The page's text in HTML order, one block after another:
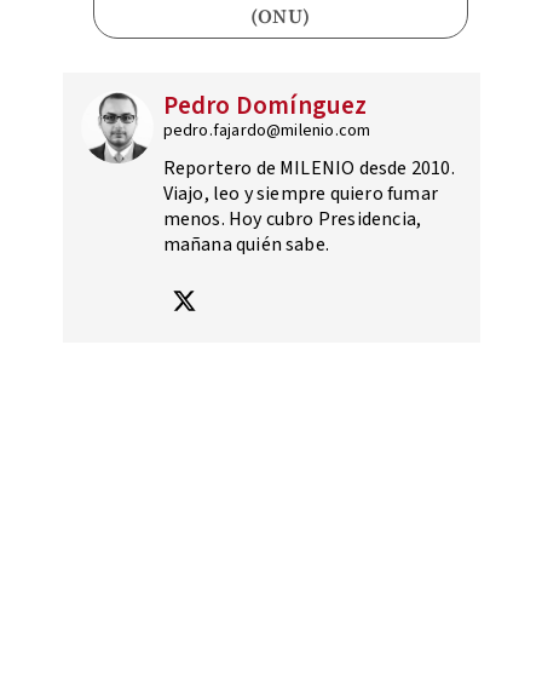
(ONU)
Pedro Domínguez
pedro.fajardo@milenio.com
Reportero de MILENIO desde 2010.
Viajo, leo y siempre quiero fumar
menos. Hoy cubro Presidencia,
mañana quién sabe.